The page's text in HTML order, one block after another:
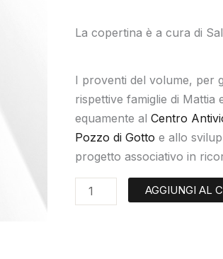
La copertina è a cura di
I proventi del volume, per
rispettive famiglie di Mattia
equamente alCentro
Pozzo di Gotto e allo
progetto associativo in
AGGIUNGI AL